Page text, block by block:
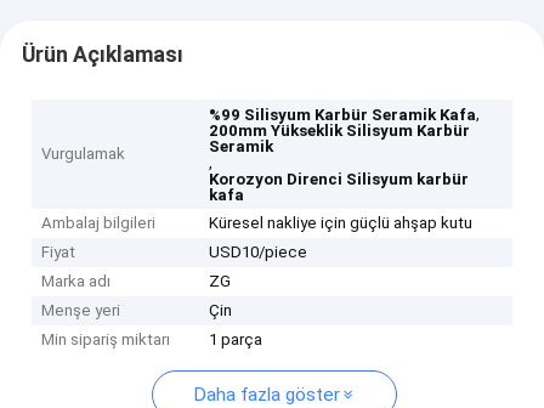
Ürün Açıklaması
Vurgulamak
%99 Silisyum Karbür Seramik Kafa,
200mm Yükseklik Silisyum Karbür
Seramik
,
Korozyon Direnci Silisyum karbür
kafa
Ambalaj bilgileri
Küresel nakliye için güçlü ahşap kutu
Fiyat
USD10/piece
Marka adı
ZG
Menşe yeri
Çin
Min sipariş miktarı
1 parça
Daha fazla göster